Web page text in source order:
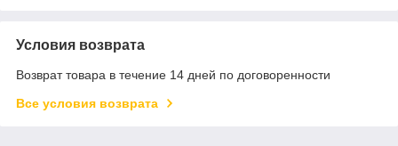
Условия возврата
Возврат товара в течение 14 дней по договоренности
Все условия возврата